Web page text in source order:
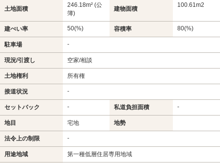
土地面積
246.18m² (公
簿)
建物面積
100.61m2
建ぺい率 50(%) 容積率 80(%)
駐車場 -
現況/引渡し 空家/相談
土地権利 所有権
接道状況 -
セットバック - 私道負担面積 -
地目 宅地 地勢
法令上の制限 -
用途地域 第一種低層住居専用地域